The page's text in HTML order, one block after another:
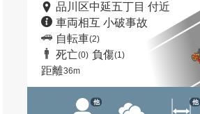
品川区中延五丁目 付近
車両相互 小破事故
自転車(2)
死亡(0) 負傷(1)
距離36m
他 他